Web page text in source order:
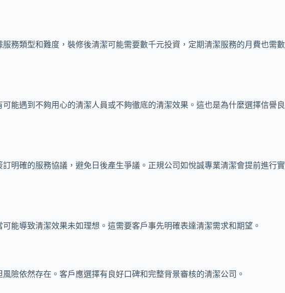
務類型和難度，裝修後清潔可能需要數千元投資，定期清潔服務的月費也需數
能遇到不夠用心的清潔人員或不夠徹底的清潔效果。這也是為什麼選擇信譽良
明確的服務協議，避免日後產生爭議。正規公司如悅誠專業清潔會提前進行實
能導致清潔效果未如理想。這需要客戶事先明確表達清潔需求和期望。
險依然存在。客戶應選擇有良好口碑和完整背景審核的清潔公司。